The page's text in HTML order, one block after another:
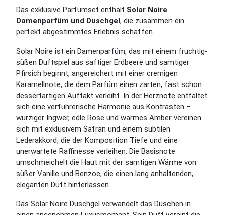
Das exklusive Parfümset enthält Solar Noire
Damenparfüm und Duschgel, die zusammen ein
perfekt abgestimmtes Erlebnis schaffen.
Solar Noire ist ein Damenparfüm, das mit einem fruchtig-
süßen Duftspiel aus saftiger Erdbeere und samtiger
Pfirsich beginnt, angereichert mit einer cremigen
Karamellnote, die dem Parfüm einen zarten, fast schon
dessertartigen Auftakt verleiht. In der Herznote entfaltet
sich eine verführerische Harmonie aus Kontrasten −
würziger Ingwer, edle Rose und warmes Amber vereinen
sich mit exklusivem Safran und einem subtilen
Lederakkord, die der Komposition Tiefe und eine
unerwartete Raffinesse verleihen. Die Basisnote
umschmeichelt die Haut mit der samtigen Wärme von
süßer Vanille und Benzoe, die einen lang anhaltenden,
eleganten Duft hinterlassen.
Das Solar Noire Duschgel verwandelt das Duschen in